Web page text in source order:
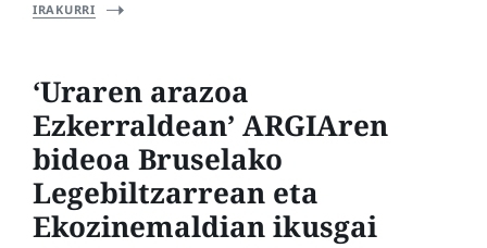
IRAKURRI
‘Uraren arazoa
Ezkerraldean’ ARGIAren
bideoa Bruselako
Legebiltzarrean eta
Ekozinemaldian ikusgai